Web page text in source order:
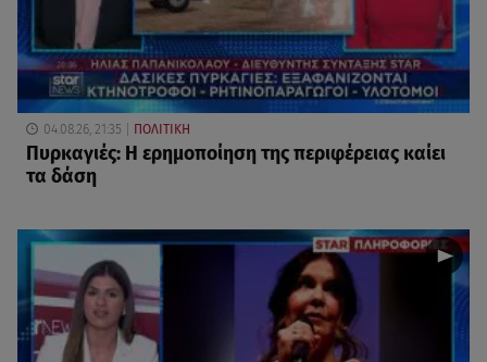
04.08.26, 21:35 ΠΟΛΙΤΙΚΗ
Πυρκαγιές: Η ερημοποίηση της περιφέρειας καίει
τα δάση